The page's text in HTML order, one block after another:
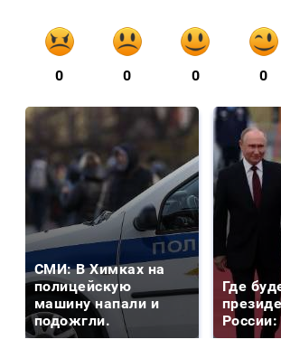
0 0 0 0
СМИ: В Химках на
полицейскую
машину напали и
подожгли.
Где